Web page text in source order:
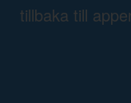
tillbaka till